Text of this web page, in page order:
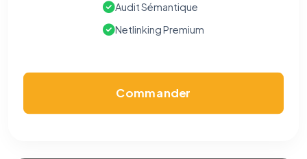
Audit Sémantique
Netlinking Premium
Commander